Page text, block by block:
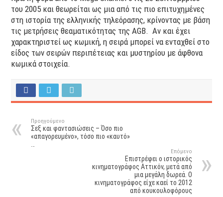
του 2005 και θεωρείται ως μια από τις πιο επιτυχημένες
στη ιστορία της ελληνικής τηλεόρασης, κρίνοντας με βάση
τις μετρήσεις θεαματικότητας της AGB. Αν και έχει
χαρακτηριστεί ως κωμική, η σειρά μπορεί να ενταχθεί στο
είδος των σειρών περιπέτειας και μυστηρίου με άφθονα
κωμικά στοιχεία.
Προηγούμενο
Σεξ και φαντασιώσεις – Όσο πιο
«απαγορευμένο», τόσο πιο «καυτό»
Επόμενο
Επιστρέφει ο ιστορικός
κινηματογράφος Αττικόν, μετά από
μια μεγάλη δωρεά. Ο
κινηματογράφος είχε καεί το 2012
από κουκουλοφόρους